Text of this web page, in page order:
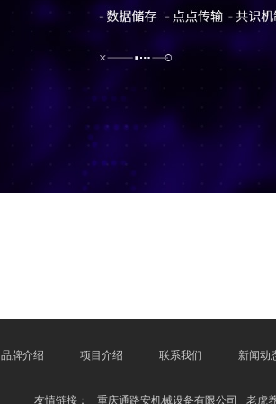
品牌介绍 项目介绍 联系我们 新闻动
友情链接： 重庆通路安机械设备有限公司 老虎